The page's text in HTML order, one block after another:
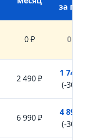
за год)
0 ₽ 0 ₽
2 490 ₽
1 743 ₽
(-30%)
6 990 ₽
4 893 ₽
(-30%)